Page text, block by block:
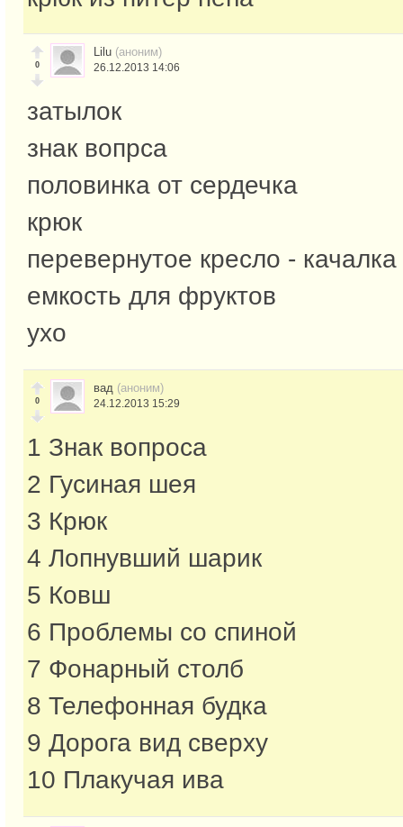
0
Lilu (аноним)
26.12.2013 14:06
затылок
знак вопрса
половинка от сердечка
крюк
перевернутое кресло - качалка
емкость для фруктов
ухо
0
вад (аноним)
24.12.2013 15:29
1 Знак вопроса
2 Гусиная шея
3 Крюк
4 Лопнувший шарик
5 Ковш
6 Проблемы со спиной
7 Фонарный столб
8 Телефонная будка
9 Дорога вид сверху
10 Плакучая ива